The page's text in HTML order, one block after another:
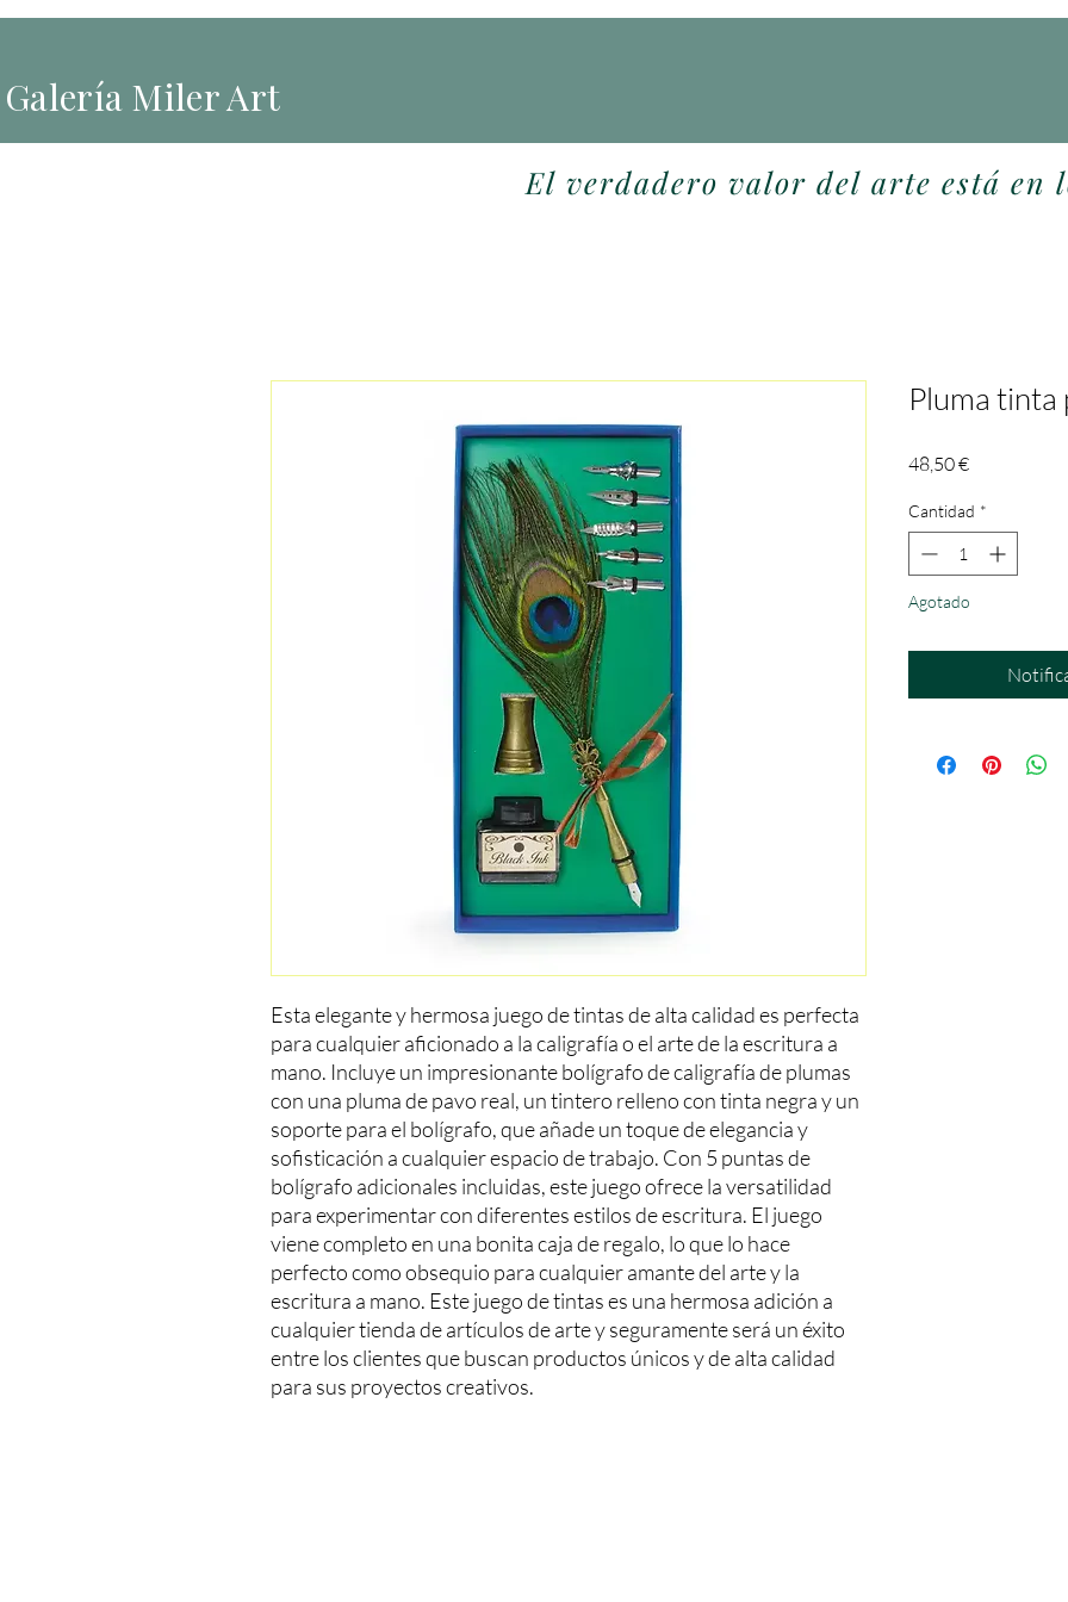
Galería Miler Art
El verdadero valor del arte está en
Esta elegante y hermosa juego de tintas de alta calidad es perfecta
para cualquier aficionado a la caligrafía o el arte de la escritura a
mano. Incluye un impresionante bolígrafo de caligrafía de plumas
con una pluma de pavo real, un tintero relleno con tinta negra y un
soporte para el bolígrafo, que añade un toque de elegancia y
sofisticación a cualquier espacio de trabajo. Con 5 puntas de
bolígrafo adicionales incluidas, este juego ofrece la versatilidad
para experimentar con diferentes estilos de escritura. El juego
viene completo en una bonita caja de regalo, lo que lo hace
perfecto como obsequio para cualquier amante del arte y la
escritura a mano. Este juego de tintas es una hermosa adición a
cualquier tienda de artículos de arte y seguramente será un éxito
entre los clientes que buscan productos únicos y de alta calidad
para sus proyectos creativos.
Pluma tinta
48,50 €Precio
Cantidad *
Agotado